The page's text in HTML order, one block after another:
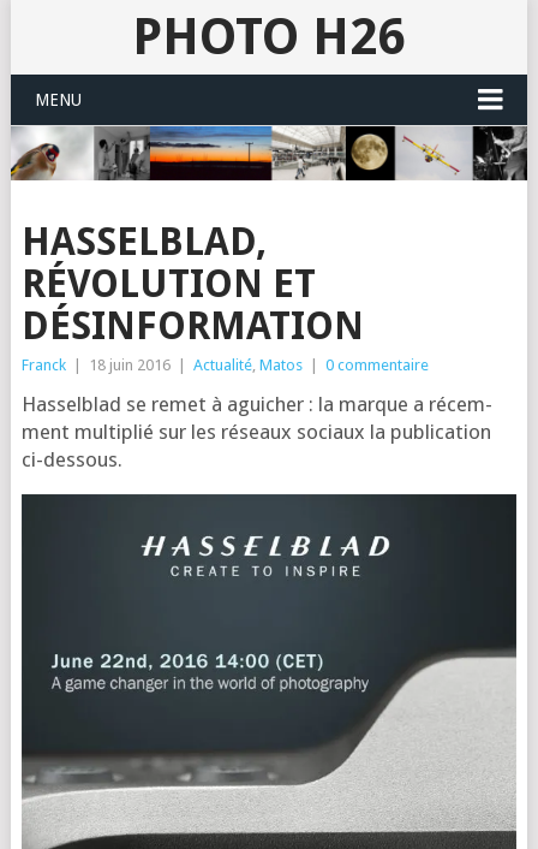
PHOTO H26
MENU
HASSELBLAD,
RÉVOLUTION ET
DÉSINFORMATION
Franck 18 juin 2016 Actualité, Matos 0 commentaire
Has­sel­blad se remet à agui­cher : la marque a récem­
ment mul­ti­plié sur les réseaux sociaux la publi­ca­tion
ci-dessous.